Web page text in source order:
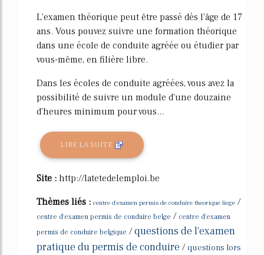
L'examen théorique peut être passé dès l'âge de 17
ans. Vous pouvez suivre une formation théorique
dans une école de conduite agréée ou étudier par
vous-même, en filière libre.
Dans les écoles de conduite agréées, vous avez la
possibilité de suivre un module d'une douzaine
d'heures minimum pour vous...
LIRE LA SUITE
Site : http://latetedelemploi.be
Thèmes liés : centre d'examen permis de conduire theorique liege /
centre d'examen permis de conduire belge / centre d'examen
permis de conduire belgique /questions de l'examen
pratique du permis de conduire / questions lors